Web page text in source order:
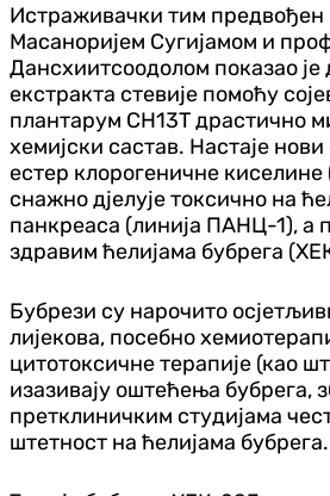
Истраживачки тим
Масаноријем Сугијамом и
Дансхиитсоодолом показао
екстракта стевије помоћу
плантарум СН13Т драстично
хемијски састав. Настаје
естер клорогеничне
снажно дјелује токсично на
панкреаса (линија ПАНЦ-1), а
здравим ћелијама бубрега
Бубрези су нарочито
лијекова, посебно
цитотоксичне терапије (као
изазивају оштећења бубрега,
претклиничким студијама
штетност на ћелијама бубрега.